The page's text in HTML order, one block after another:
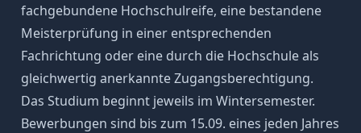
fachgebundene Hochschulreife, eine bestandene
Meisterprüfung in einer entsprechenden
Fachrichtung oder eine durch die Hochschule als
gleichwertig anerkannte Zugangsberechtigung.
Das Studium beginnt jeweils im Wintersemester.
Bewerbungen sind bis zum 15.09. eines jeden Jahres